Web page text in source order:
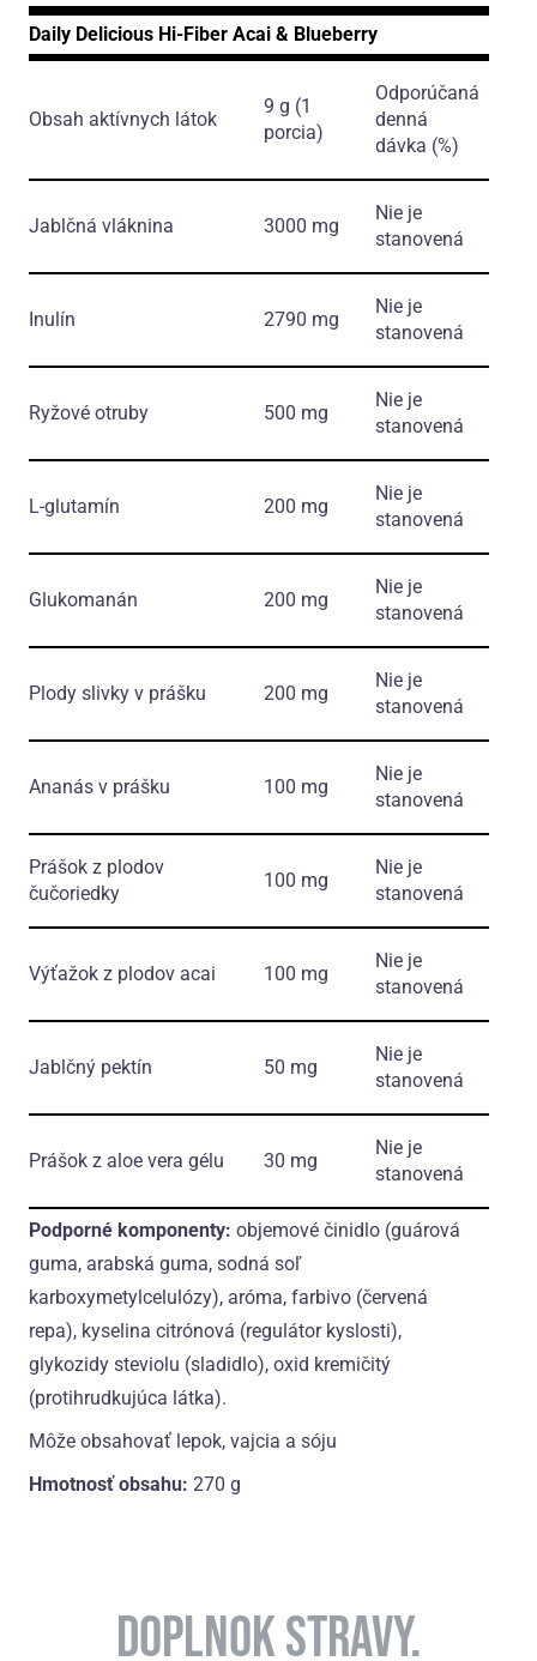
Daily Delicious Hi-Fiber Acai & Blueberry
Obsah aktívnych látok
9 g (1
porcia)
Odporúčaná
denná
dávka (%)
Jablčná vláknina 3000 mg
Nie je
stanovená
Inulín 2790 mg
Nie je
stanovená
Ryžové otruby 500 mg
Nie je
stanovená
L-glutamín 200 mg
Nie je
stanovená
Glukomanán 200 mg
Nie je
stanovená
Plody slivky v prášku 200 mg
Nie je
stanovená
Ananás v prášku 100 mg
Nie je
stanovená
Prášok z plodov
čučoriedky
100 mg
Nie je
stanovená
Výťažok z plodov acai 100 mg
Nie je
stanovená
Jablčný pektín 50 mg
Nie je
stanovená
Prášok z aloe vera gélu 30 mg
Nie je
stanovená
Podporné komponenty: objemové činidlo (guárová
guma, arabská guma, sodná soľ
karboxymetylcelulózy), aróma, farbivo (červená
repa), kyselina citrónová (regulátor kyslosti),
glykozidy steviolu (sladidlo), oxid kremičitý
(protihrudkujúca látka).
Môže obsahovať lepok, vajcia a sóju
Hmotnosť obsahu: 270 g
DOPLNOK STRAVY.